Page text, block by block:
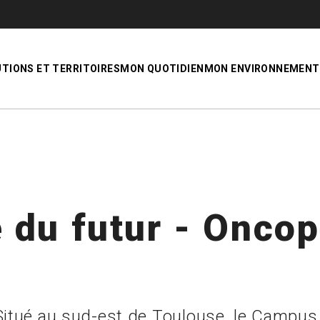
ET TERRITOIRES MON QUOTIDIEN MON ENVIRONNEMENT
du futur -